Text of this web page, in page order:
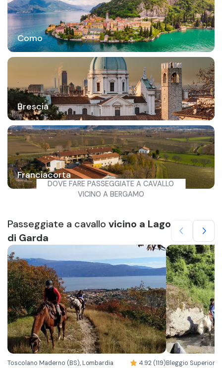
Como
Brescia
Franciacorta
DOVE FARE PASSEGGIATE A CAVALLO
VICINO A BERGAMO
Passeggiate a cavallo vicino a Lago
di Garda
Toscolano Maderno (BS), Lombardia 4.92 (119)